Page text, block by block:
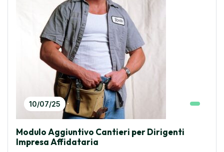
10/07/25
Modulo Aggiuntivo Cantieri per Dirigenti
Impresa Affidataria